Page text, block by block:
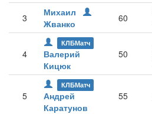
3
Михаил
Жванко
60
4
КЛБМатч
Валерий
Кицюк
50
5
КЛБМатч
Андрей
Каратунов
55